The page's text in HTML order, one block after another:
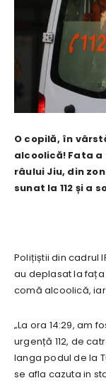
O copilă, în
alcoolică! Fata
râului Jiu, din
sunat la 112 și a
Polițiștii din cadrul
au deplasat la
comă alcoolică,
„La ora 14:29, am
urgență 112, de
langa podul de la
se afla cazuta in